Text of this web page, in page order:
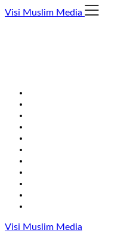
Skip
Visi Muslim Media
Visi Muslim Media